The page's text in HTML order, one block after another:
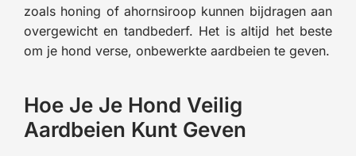
zoals honing of ahornsiroop kunnen bijdragen aan
overgewicht en tandbederf. Het is altijd het beste
om je hond verse, onbewerkte aardbeien te geven.
Hoe Je Je Hond Veilig
Aardbeien Kunt Geven